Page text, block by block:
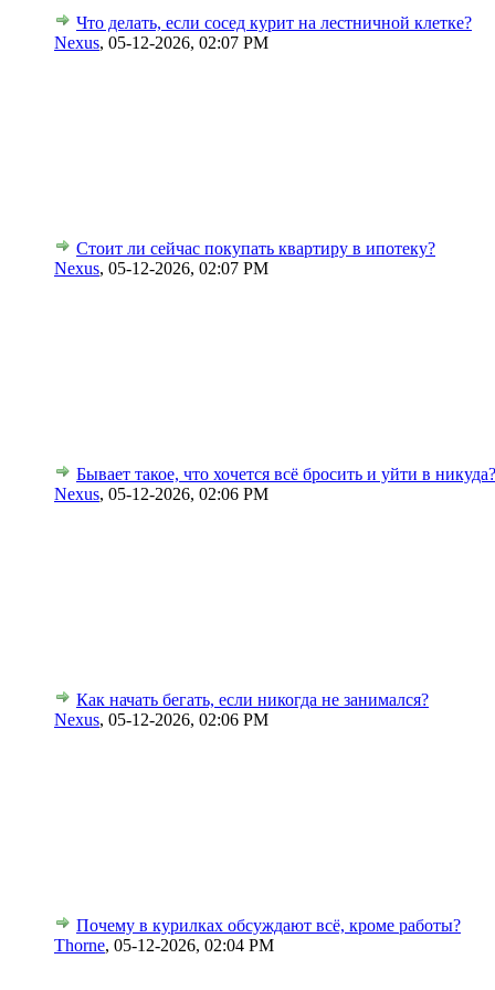
Что делать, если сосед курит на лестничной клетке?
Nexus, 05-12-2026, 02:07 PM
Стоит ли сейчас покупать квартиру в ипотеку?
Nexus, 05-12-2026, 02:07 PM
Бывает такое, что хочется всё бросить и уйти в никуда?
Nexus, 05-12-2026, 02:06 PM
Как начать бегать, если никогда не занимался?
Nexus, 05-12-2026, 02:06 PM
Почему в курилках обсуждают всё, кроме работы?
Thorne, 05-12-2026, 02:04 PM